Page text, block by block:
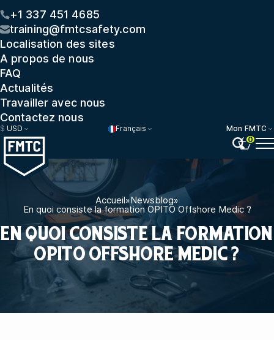
+1 337 451 4685
training@fmtcsafety.com
Localisation des sites
A propos de nous
FAQ
Actualités
Travailler avec nous
Contactez nous
$ USD Français
Mon FMTC
0
Accueil»Newsblog»
En quoi consiste la formation OPITO Offshore Medic ?
EN QUOI CONSISTE LA FORMATION
OPITO OFFSHORE MEDIC ?